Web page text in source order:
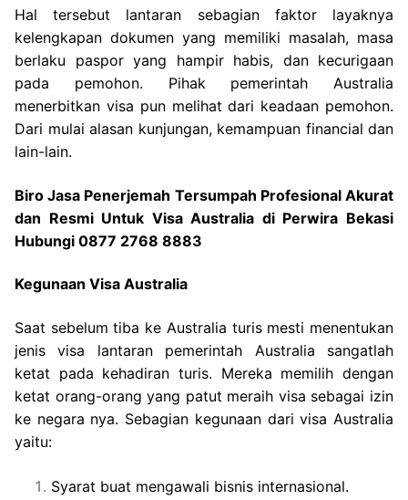
Hal tersebut lantaran sebagian faktor layaknya
kelengkapan dokumen yang memiliki masalah, masa
berlaku paspor yang hampir habis, dan kecurigaan
pada pemohon. Pihak pemerintah Australia
menerbitkan visa pun melihat dari keadaan pemohon.
Dari mulai alasan kunjungan, kemampuan financial dan
lain-lain.
Biro Jasa Penerjemah Tersumpah Profesional Akurat
dan Resmi Untuk Visa Australia di Perwira Bekasi
Hubungi 0877 2768 8883
Kegunaan Visa Australia
Saat sebelum tiba ke Australia turis mesti menentukan
jenis visa lantaran pemerintah Australia sangatlah
ketat pada kehadiran turis. Mereka memilih dengan
ketat orang-orang yang patut meraih visa sebagai izin
ke negara nya. Sebagian kegunaan dari visa Australia
yaitu:
Syarat buat mengawali bisnis internasional.